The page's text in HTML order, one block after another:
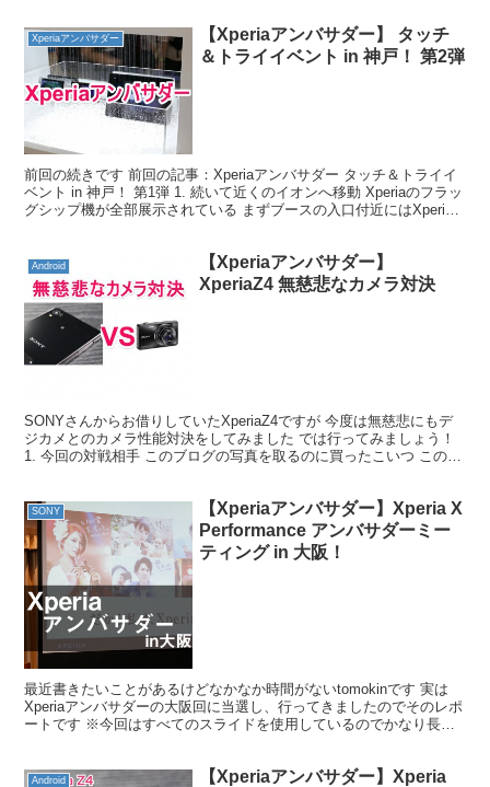
Xperiaアンバサダー
【Xperiaアンバサダー】 タッチ
＆トライイベント in 神戸！ 第2弾
前回の続きです 前回の記事：Xperiaアンバサダー タッチ＆トライイ
ベント in 神戸！ 第1弾 1. 続いて近くのイオンへ移動 Xperiaのフラッ
グシップ機が全部展示されている まずブースの入口付近にはXperia
Android
【Xperiaアンバサダー】
XperiaZ4 無慈悲なカメラ対決
SONYさんからお借りしていたXperiaZ4ですが 今度は無慈悲にもデ
ジカメとのカメラ性能対決をしてみました では行ってみましょう！
1. 今回の対戦相手 このブログの写真を取るのに買ったこいつ このブ
SONY
【Xperiaアンバサダー】Xperia X
Performance アンバサダーミー
ティング in 大阪！
最近書きたいことがあるけどなかなか時間がないtomokinです 実は
Xperiaアンバサダーの大阪回に当選し、行ってきましたのでそのレポ
ートです ※今回はすべてのスライドを使用しているのでかなり長い
Android
【Xperiaアンバサダー】Xperia